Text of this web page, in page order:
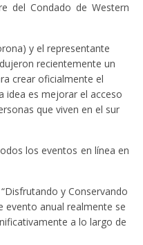
del Condado de Western
y el representante
recientemente un
crear oficialmente el
idea es mejorar el acceso
que viven en el sur
los eventos en línea en
y Conservando
evento anual realmente se
a lo largo de